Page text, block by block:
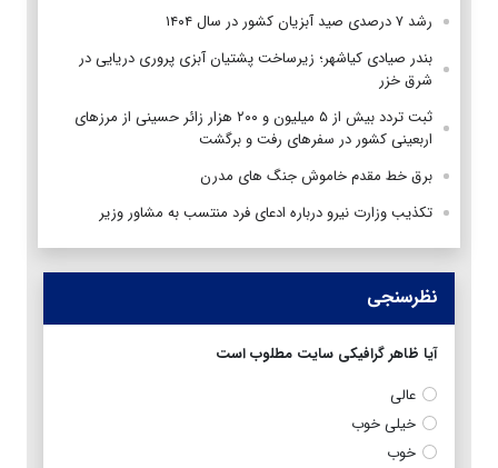
رشد ۷ درصدی صید آبزیان کشور در سال ۱۴۰۴
بندر صیادی کیاشهر؛ زیرساخت پشتیان آبزی پروری دریایی در
شرق خزر
ثبت تردد بیش از ۵ میلیون و ۲۰۰ هزار زائر حسینی از مرزهای
اربعینی کشور در سفرهای رفت و برگشت
برق خط مقدم خاموش جنگ های مدرن
تکذیب وزارت نیرو درباره ادعای فرد منتسب به مشاور وزیر
نظرسنجی
آیا ظاهر گرافیکی سایت مطلوب است
عالی
خیلی خوب
خوب